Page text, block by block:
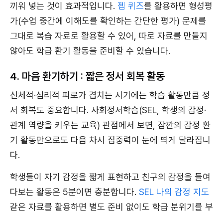
끼워 넣는 것이 효과적입니다. 젭 퀴즈를 활용하면 형성평
가(수업 중간에 이해도를 확인하는 간단한 평가) 문제를
그대로 복습 자료로 활용할 수 있어, 따로 자료를 만들지
않아도 학급 환기 활동을 준비할 수 있습니다.
4. 마음 환기하기 : 짧은 정서 회복 활동
신체적·심리적 피로가 겹치는 시기에는 학습 활동만큼 정
서 회복도 중요합니다. 사회정서학습(SEL, 학생의 감정·
관계 역량을 키우는 교육) 관점에서 보면, 잠깐의 감정 환
기 활동만으로도 다음 차시 집중력이 눈에 띄게 달라집니
다.
학생들이 자기 감정을 짧게 표현하고 친구의 감정을 들여
다보는 활동은 5분이면 충분합니다. SEL 나의 감정 지도
같은 자료를 활용하면 별도 준비 없이도 학급 분위기를 부